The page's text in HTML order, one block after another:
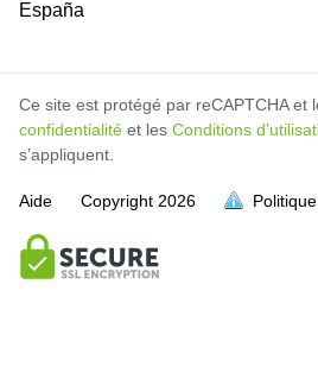
España
Ce site est protégé par reCAPTCHA et
confidentialité et les Conditions
s’appliquent.
Aide Copyright 2026